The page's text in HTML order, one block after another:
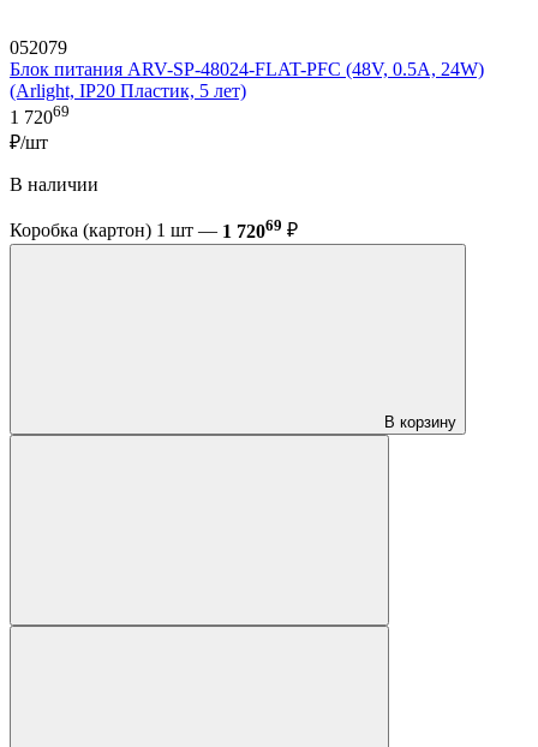
052079
Блок питания ARV-SP-48024-FLAT-PFC (48V, 0.5A, 24W)
(Arlight, IP20 Пластик, 5 лет)
1 72069
₽/шт
В наличии
Коробка (картон) 1 шт — 1 72069 ₽
В корзину